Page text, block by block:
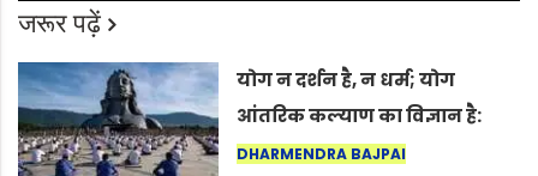
जरूर पढ़ें
योग न दर्शन है, न धर्म; योग
आंतरिक कल्याण का विज्ञान है:
अंतरराष्ट्रीय योग दिवस 2026 पर
DHARMENDRA BAJPAI